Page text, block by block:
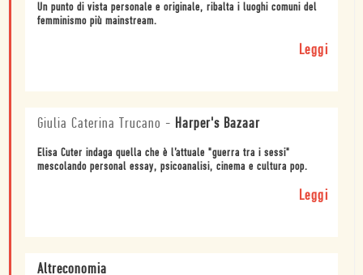
Un punto di vista personale e originale, ribalta i luoghi comuni del
femminismo più mainstream.
Leggi
Giulia Caterina Trucano - Harper's Bazaar
Elisa Cuter indaga quella che è l’attuale "guerra tra i sessi"
mescolando personal essay, psicoanalisi, cinema e cultura pop.
Leggi
Altreconomia